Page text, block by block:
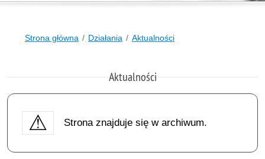
Strona główna Działania Aktualności
Aktualności
Strona znajduje się w archiwum.